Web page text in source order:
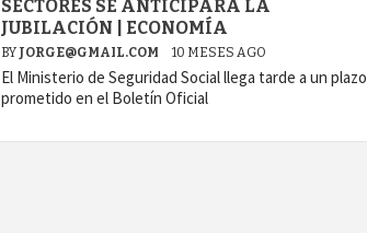
SECTORES SE ANTICIPARÁ LA
JUBILACIÓN | ECONOMÍA
BY JORGE@GMAIL.COM 10 MESES AGO
El Ministerio de Seguridad Social llega tarde a un plazo
prometido en el Boletín Oficial